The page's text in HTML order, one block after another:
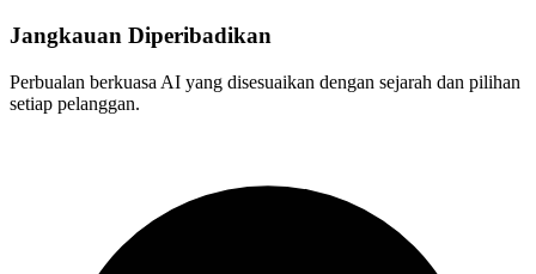
Jangkauan Diperibadikan
Perbualan berkuasa AI yang disesuaikan dengan sejarah dan pilihan
setiap pelanggan.